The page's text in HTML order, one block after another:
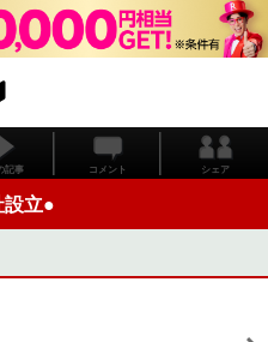
記事 コメント シェア
立●